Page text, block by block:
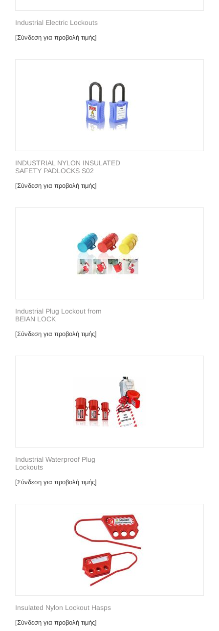
Industrial Electric Lockouts
[Σύνδεση για προβολή τιμής]
INDUSTRIAL NYLON INSULATED
SAFETY PADLOCKS S02
[Σύνδεση για προβολή τιμής]
Industrial Plug Lockout from
BEIAN LOCK
[Σύνδεση για προβολή τιμής]
Industrial Waterproof Plug
Lockouts
[Σύνδεση για προβολή τιμής]
Insulated Nylon Lockout Hasps
[Σύνδεση για προβολή τιμής]